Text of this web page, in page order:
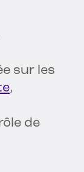
sur les
,
de